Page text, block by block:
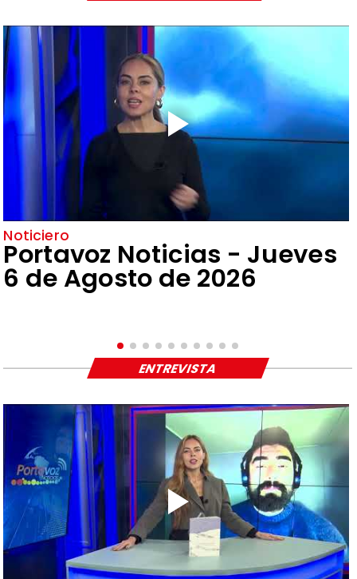
Noticiero
Portavoz Noticias - Jueves
6 de Agosto de 2026
ENTREVISTA